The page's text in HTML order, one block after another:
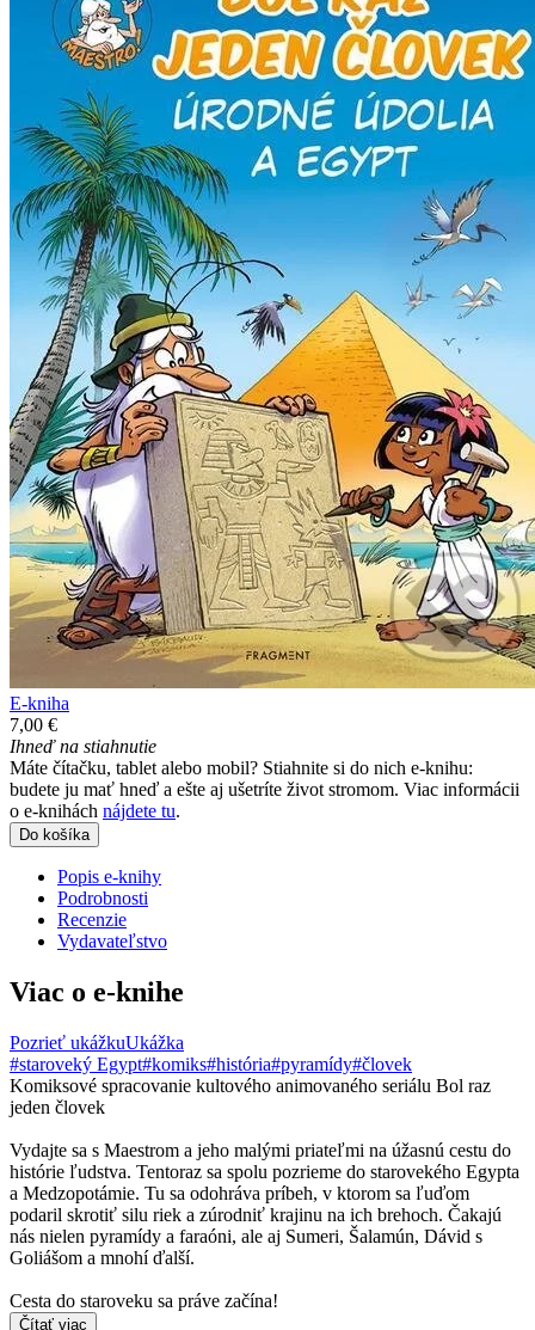
E-kniha
7,00 €
Ihneď na stiahnutie
Máte čítačku, tablet alebo mobil? Stiahnite si do nich e-knihu:
budete ju mať hneď a ešte aj ušetríte život stromom. Viac informácii
o e-knihách nájdete tu.
Do košíka
Popis e-knihy
Podrobnosti
Recenzie
Vydavateľstvo
Viac o e-knihe
Pozrieť ukážkuUkážka
#staroveký Egypt#komiks#história#pyramídy#človek
Komiksové spracovanie kultového animovaného seriálu Bol raz
jeden človek
Vydajte sa s Maestrom a jeho malými priateľmi na úžasnú cestu do
histórie ľudstva. Tentoraz sa spolu pozrieme do starovekého Egypta
a Medzopotámie. Tu sa odohráva príbeh, v ktorom sa ľuďom
podaril skrotiť silu riek a zúrodniť krajinu na ich brehoch. Čakajú
nás nielen pyramídy a faraóni, ale aj Sumeri, Šalamún, Dávid s
Goliášom a mnohí ďalší.
Cesta do staroveku sa práve začína!
Čítať viac